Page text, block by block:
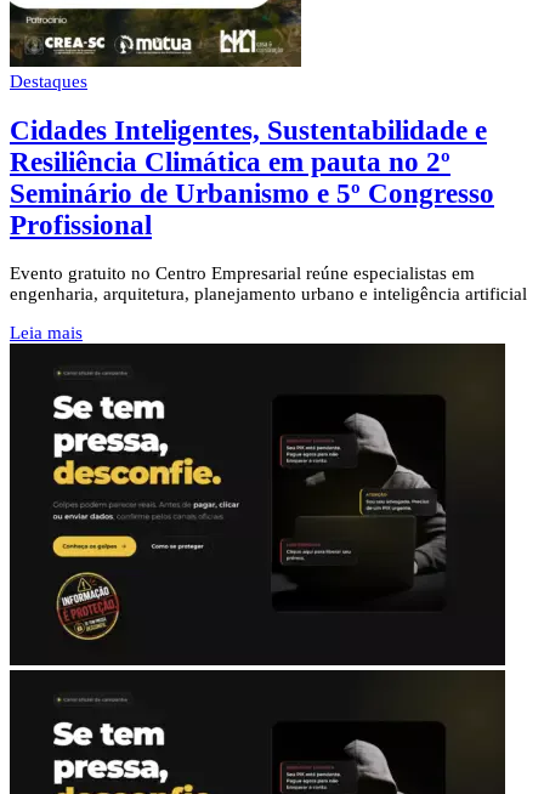
Destaques
Cidades Inteligentes, Sustentabilidade e
Resiliência Climática em pauta no 2º
Seminário de Urbanismo e 5º Congresso
Profissional
Evento gratuito no Centro Empresarial reúne especialistas em
engenharia, arquitetura, planejamento urbano e inteligência artificial
Leia mais